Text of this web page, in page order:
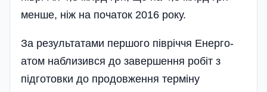
менше, ніж на початок 2016 року.
За результатами першого півріччя Енерго­
атом наблизився до завершення робіт з
підготовки до продовження терміну